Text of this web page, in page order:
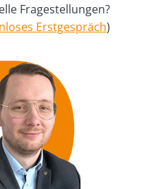
Fragestellungen?
Erstgespräch)